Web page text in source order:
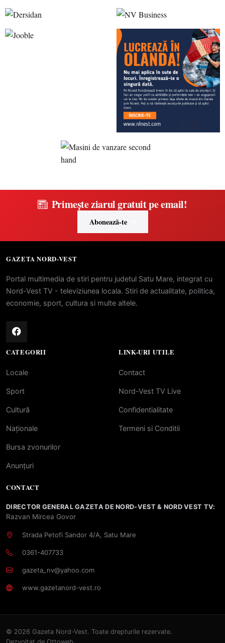
Primește ziarul gratuit pe email!
Abonează-te
GAZETA NORD-VEST
Portal multimedia de stiri pentru judetul Satu Mare, integrat cu
Nord-Vest TV - televiziunea locala. Stiri de actualitate, politica,
economie, sport, cultura si multe altele.
CATEGORII
Locale
Sport
Cultură
Naționale
Bursa zvonurilor
Anunțuri
LINK-URI UTILE
Contact
Nord-Vest TV Live
Confidentialitate
Termeni si Conditii
CONTACT
DIRECTOR GENERAL GAZETA DE NORD-VEST & NORD VEST TV:
Razvan Mircea Govor
Strada Petofi Sandor 4/A, Satu Mare
0361-407733
gazeta_nv@yahoo.com
www.gazetanord-vest.ro
© 2026 Gazeta Nord-Vest. Toate drepturile rezervate.